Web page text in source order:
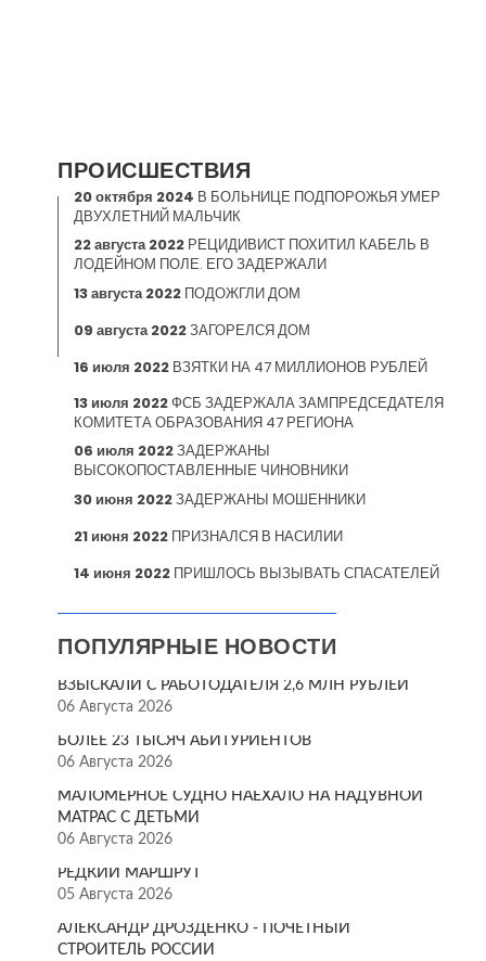
ПРОИСШЕСТВИЯ
20 октября 2024 В БОЛЬНИЦЕ ПОДПОРОЖЬЯ УМЕР
ДВУХЛЕТНИЙ МАЛЬЧИК
22 августа 2022 РЕЦИДИВИСТ ПОХИТИЛ КАБЕЛЬ В
ЛОДЕЙНОМ ПОЛЕ. ЕГО ЗАДЕРЖАЛИ
13 августа 2022 ПОДОЖГЛИ ДОМ
09 августа 2022ЗАГОРЕЛСЯ ДОМ
16 июля 2022 ВЗЯТКИ НА 47 МИЛЛИОНОВ РУБЛЕЙ
13 июля 2022ФСБ ЗАДЕРЖАЛА ЗАМПРЕДСЕДАТЕЛЯ
КОМИТЕТА ОБРАЗОВАНИЯ 47 РЕГИОНА
06 июля 2022ЗАДЕРЖАНЫ
ВЫСОКОПОСТАВЛЕННЫЕ ЧИНОВНИКИ
30 июня 2022ЗАДЕРЖАНЫ МОШЕННИКИ
21 июня 2022 ПРИЗНАЛСЯ В НАСИЛИИ
14 июня 2022 ПРИШЛОСЬ ВЫЗЫВАТЬ СПАСАТЕЛЕЙ
ПОПУЛЯРНЫЕ НОВОСТИ
ВЗЫСКАЛИ С РАБОТОДАТЕЛЯ 2,6 МЛН РУБЛЕЙ
06 Августа 2026
БОЛЕЕ 23 ТЫСЯЧ АБИТУРИЕНТОВ
06 Августа 2026
МАЛОМЕРНОЕ СУДНО НАЕХАЛО НА НАДУВНОЙ
МАТРАС С ДЕТЬМИ
06 Августа 2026
РЕДКИЙ МАРШРУТ
05 Августа 2026
АЛЕКСАНДР ДРОЗДЕНКО - ПОЧЁТНЫЙ
СТРОИТЕЛЬ РОССИИ